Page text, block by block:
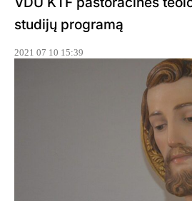
studijų programą
2021 07 10 15:39